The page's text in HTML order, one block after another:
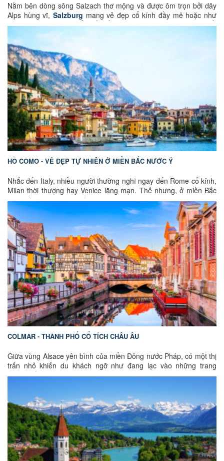
Nằm bên dòng sông Salzach thơ mộng và được ôm trọn bởi dãy
Alps hùng vĩ, Salzburg mang vẻ đẹp cổ kính đầy mê hoặc như
một thước phim châu Âu cổ điển. Thành phố này không chỉ nổi
tiếng với những con phố mang đậm dấu ấn lịch sử, các quảng
trường thanh bình hay những lâu đài tráng lệ, mà còn được cả thế
giới biết đến là quê hương của thiên tài âm nhạc Wolfgang
Amadeus Mozart. Chính tại Salzburg, những giai điệu đầu tiên đã
được nuôi dưỡng, mở ra hành trình đưa Mozart trở thành một
trong những biểu tượng vĩ đại nhất của nền âm nhạc cổ điển thế
giới. Cùng GoEuGo Việt Nam khám phá Salzburg – thành phố
của âm nhạc, lịch sử và những khung cảnh đẹp tựa cổ tích giữa
lòng châu Âu.
HỒ COMO - VẺ ĐẸP TỰ NHIÊN Ở MIỀN BẮC NƯỚC Ý
Nhắc đến Italy, nhiều người thường nghĩ ngay đến Rome cổ kính,
Milan thời thượng hay Venice lãng mạn. Thế nhưng, ở miền Bắc
nước Ý vẫn còn một điểm đến mang vẻ đẹp rất riêng, yên bình
hơn nhưng không kém phần cuốn hút – đó chính làhồ Como.
Nằm dưới chân dãy Alps hùng vĩ, hồ Como được biết đến là hồ
lớn thứ ba của nước Ý, nổi bật với làn nước xanh trong, những
ngôi làng cổ ven hồ, các biệt thự sang trọng và khung cảnh thiên
nhiên thơ mộng như một bức tranh. Không ồn ào hay quá đông
đúc như những thành phố du lịch nổi tiếng, hồ Como mang đến
cho du khách cảm giác thư thái, lãng mạn và tinh tế – một vẻ đẹp
tự nhiên đặc trưng của miền Bắc Italy mà bất kỳ ai cũng nên một
lần khám phá.
COLMAR - THÀNH PHỐ CỔ TÍCH CHÂU ÂU
Giữa vùng Alsace yên bình của miền Đông nước Pháp, có một thị
trấn nhỏ khiến du khách ngỡ như đang lạc vào những trang
truyện cổ Grimm. Đó chính là Colmar – nơi những ngôi nhà nửa
những quảng trường Trung Cổ vẫn giữ được gần như nguyên vẹn
hình dáng ban đầu và nơi nhịp sống trôi qua chậm rãi, đủ để
người ta cảm nhận từng chi tiết nhỏ nhất của vẻ đẹp châu Âu cổ
điển.
Colmar không phải là một thành phố lớn, nhưng lại sở hữu sức
hút bền bỉ nhờ sự hài hòa giữa lịch sử, kiến trúc, văn hóa và ẩm